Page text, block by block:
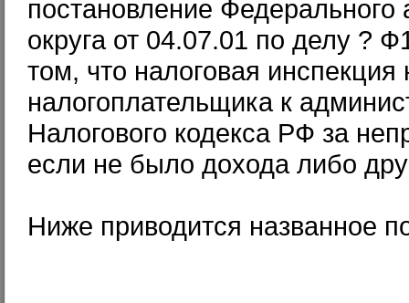
постановление Федерального
округа от 04.07.01 по делу ?
том, что налоговая
налогоплательщика к
Налогового кодекса РФ за
если не было дохода либо
Ниже приводится названное